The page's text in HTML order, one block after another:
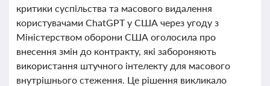
критики суспільства та масового видалення
користувачами ChatGPT у США через угоду з
Міністерством оборони США оголосила про
внесення змін до контракту, які забороняють
використання штучного інтелекту для масового
внутрішнього стеження. Це рішення викликало